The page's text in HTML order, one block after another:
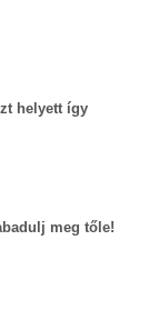
helyett így
meg tőle!